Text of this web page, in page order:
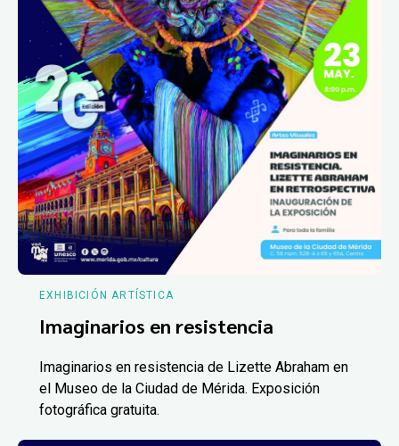
EXHIBICIÓN ARTÍSTICA
Imaginarios en resistencia
Imaginarios en resistencia de Lizette Abraham en
el Museo de la Ciudad de Mérida. Exposición
fotográfica gratuita.